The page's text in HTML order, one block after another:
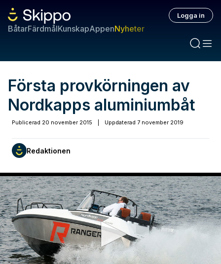
BåtarFärdmålKunskapAppenNyheter
Logga in
Första provkörningen av
Nordkapps aluminiumbåt
Publicerad 20 november 2015 Uppdaterad 7 november 2019
Redaktionen